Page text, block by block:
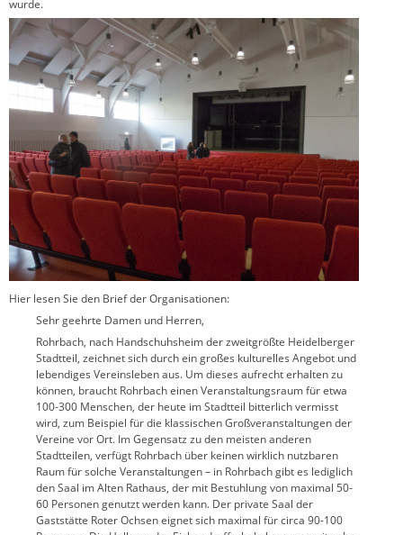
wurde.
Hier lesen Sie den Brief der Organisationen:
Sehr geehrte Damen und Herren,
Rohrbach, nach Handschuhsheim der zweitgrößte Heidelberger
Stadtteil, zeichnet sich durch ein großes kulturelles Angebot und
lebendiges Vereinsleben aus. Um dieses aufrecht erhalten zu
können, braucht Rohrbach einen Veranstaltungsraum für etwa
100-300 Menschen, der heute im Stadtteil bitterlich vermisst
wird, zum Beispiel für die klassischen Großveranstaltungen der
Vereine vor Ort. Im Gegensatz zu den meisten anderen
Stadtteilen, verfügt Rohrbach über keinen wirklich nutzbaren
Raum für solche Veranstaltungen – in Rohrbach gibt es lediglich
den Saal im Alten Rathaus, der mit Bestuhlung von maximal 50-
60 Personen genutzt werden kann. Der private Saal der
Gaststätte Roter Ochsen eignet sich maximal für circa 90-100